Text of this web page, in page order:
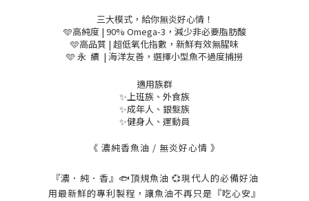
三大模式，給你無炎好心情！
🩵高純度 | 90% Omega-3，減少非必要脂肪酸
🩵高品質 | 超低氧化指數，新鮮有效無腥味
🩵 永 續 | 海洋友善，選擇小型魚不過度捕撈
適用族群
✨上班族、外食族
✨成年人、銀髮族
✨健身人、運動員
《 濃純香魚油 / 無炎好心情 》
『濃．純．香』🐟頂規魚油 💞現代人的必備好油
用最新鮮的專利製程，讓魚油不再只是『吃心安』